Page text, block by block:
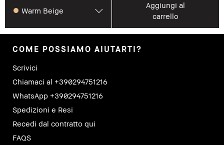
Warm Beige
Aggiungi al
carrello
COME POSSIAMO AIUTARTI?
Scrivici
Chiamaci al +390294751216
WhatsApp +390294751216
Spedizioni e Resi
Recedi dal contratto qui
FAQS